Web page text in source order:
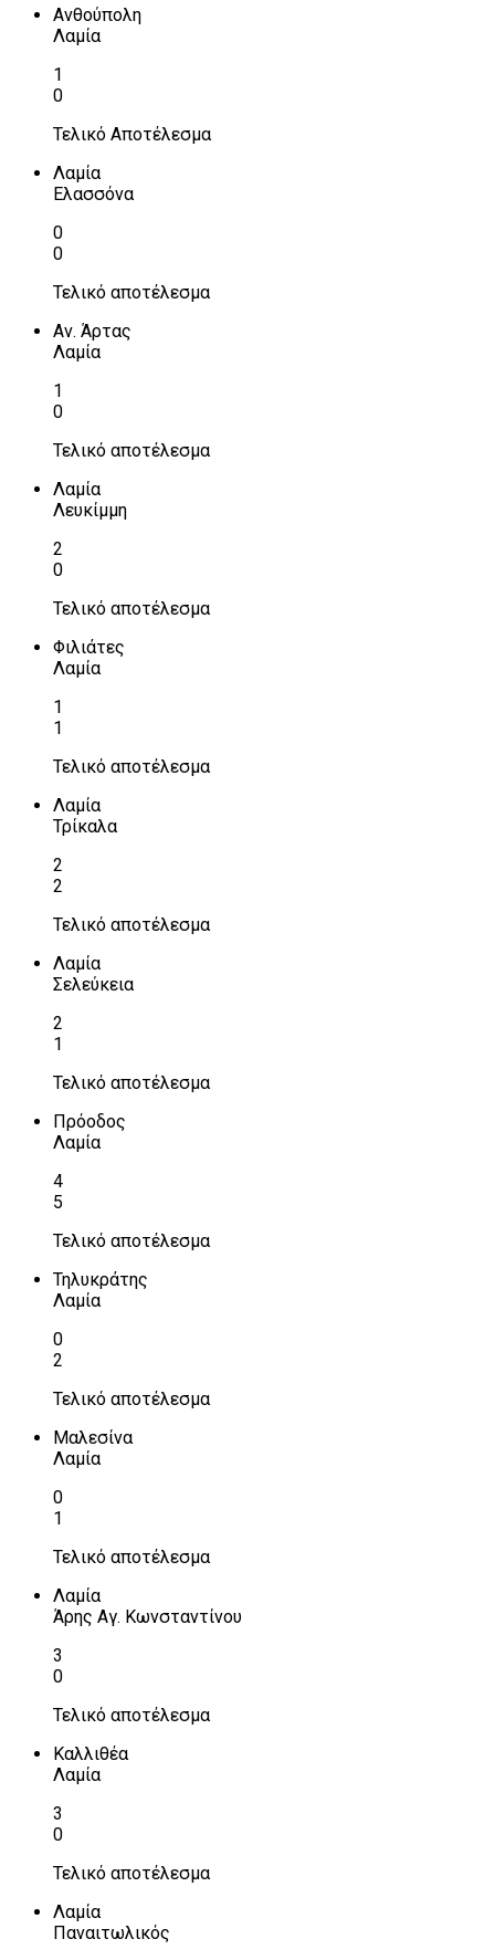
Ανθούπολη
Λαμία
1
0
Τελικό Αποτέλεσμα
Λαμία
Ελασσόνα
0
0
Τελικό αποτέλεσμα
Αν. Άρτας
Λαμία
1
0
Τελικό αποτέλεσμα
Λαμία
Λευκίμμη
2
0
Τελικό αποτέλεσμα
Φιλιάτες
Λαμία
1
1
Τελικό αποτέλεσμα
Λαμία
Τρίκαλα
2
2
Τελικό αποτέλεσμα
Λαμία
Σελεύκεια
2
1
Τελικό αποτέλεσμα
Πρόοδος
Λαμία
4
5
Τελικό αποτέλεσμα
Τηλυκράτης
Λαμία
0
2
Τελικό αποτέλεσμα
Μαλεσίνα
Λαμία
0
1
Τελικό αποτέλεσμα
Λαμία
Άρης Αγ. Κωνσταντίνου
3
0
Τελικό αποτέλεσμα
Καλλιθέα
Λαμία
3
0
Τελικό αποτέλεσμα
Λαμία
Παναιτωλικός